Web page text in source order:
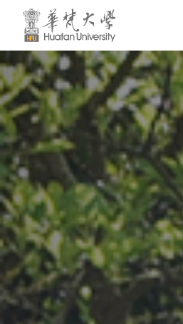
跳到頁面主要內容區